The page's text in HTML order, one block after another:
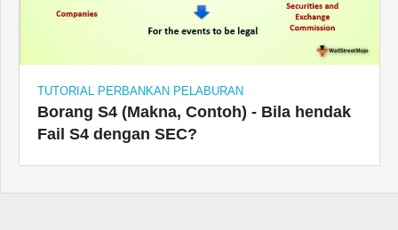
TUTORIAL PERBANKAN PELABURAN
Borang S4 (Makna, Contoh) - Bila hendak
Fail S4 dengan SEC?